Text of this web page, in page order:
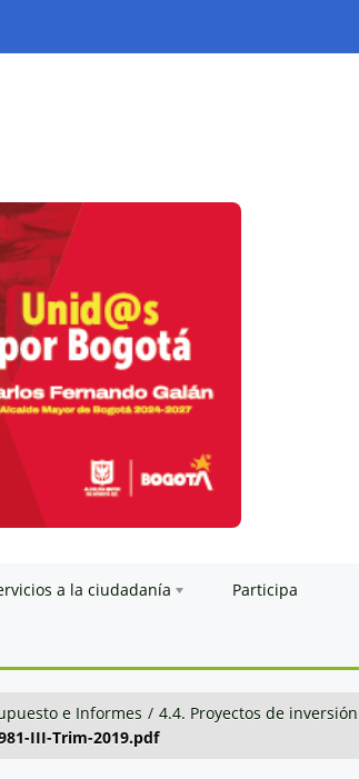
a la ciudadanía Participa
e Informes / 4.4. Proyectos de inversión
III-Trim-2019.pdf